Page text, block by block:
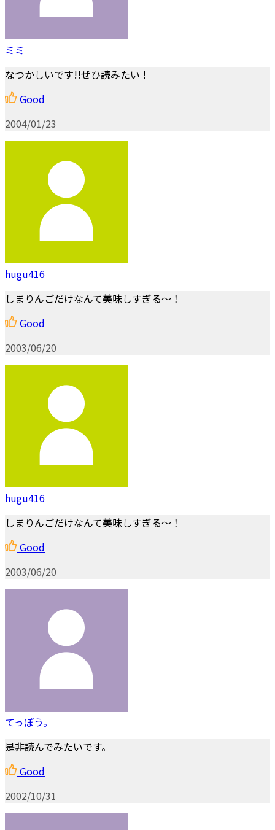
ミミ
なつかしいです!!ぜひ読みたい！
Good
2004/01/23
hugu416
しまりんごだけなんて美味しすぎる～！
Good
2003/06/20
hugu416
しまりんごだけなんて美味しすぎる～！
Good
2003/06/20
てっぽう。
是非読んでみたいです。
Good
2002/10/31